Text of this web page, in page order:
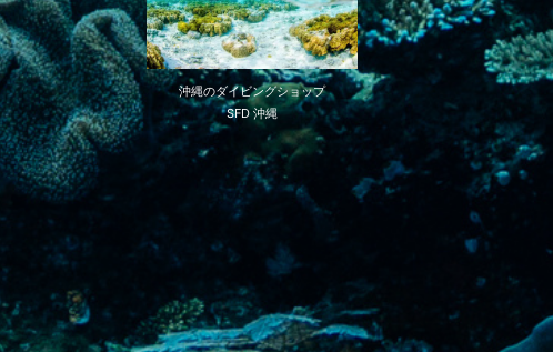
沖縄のダイビングショップ
SFD 沖縄